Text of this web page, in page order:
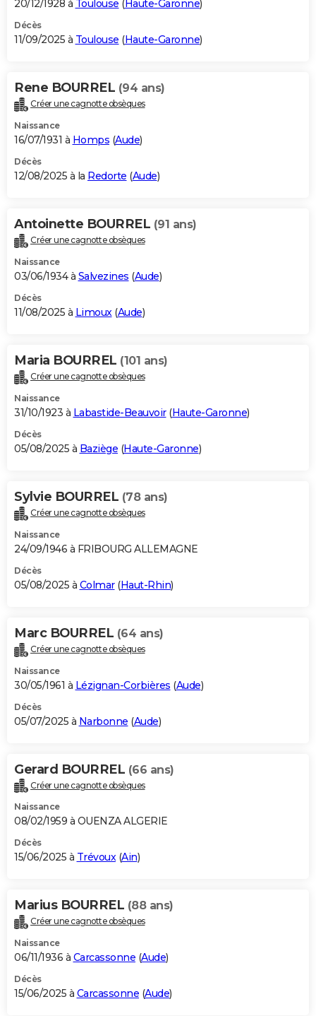
20/12/1928 à Toulouse ( Haute-Garonne)
Décès
11/09/2025 à Toulouse (Haute-Garonne)
Rene BOURREL (94 ans)
Créer une cagnotte obsèques
Naissance
16/07/1931 à Homps (Aude)
Décès
12/08/2025 à la Redorte (Aude)
Antoinette BOURREL (91 ans)
Créer une cagnotte obsèques
Naissance
03/06/1934 à Salvezines (Aude)
Décès
11/08/2025 à Limoux(Aude)
Maria BOURREL (101 ans)
Créer une cagnotte obsèques
Naissance
31/10/1923 à Labastide-Beauvoir(Haute-Garonne)
Décès
05/08/2025 à Baziège (Haute-Garonne)
Sylvie BOURREL (78 ans)
Créer une cagnotte obsèques
Naissance
24/09/1946 à FRIBOURG ALLEMAGNE
Décès
05/08/2025 à Colmar(Haut-Rhin)
Marc BOURREL (64 ans)
Créer une cagnotte obsèques
Naissance
30/05/1961 à Lézignan-Corbières (Aude)
Décès
05/07/2025 à Narbonne (Aude)
Gerard BOURREL (66 ans)
Créer une cagnotte obsèques
Naissance
08/02/1959 à OUENZA ALGERIE
Décès
15/06/2025 à Trévoux(Ain)
Marius BOURREL (88 ans)
Créer une cagnotte obsèques
Naissance
06/11/1936 à Carcassonne (Aude)
Décès
15/06/2025 à Carcassonne (Aude)